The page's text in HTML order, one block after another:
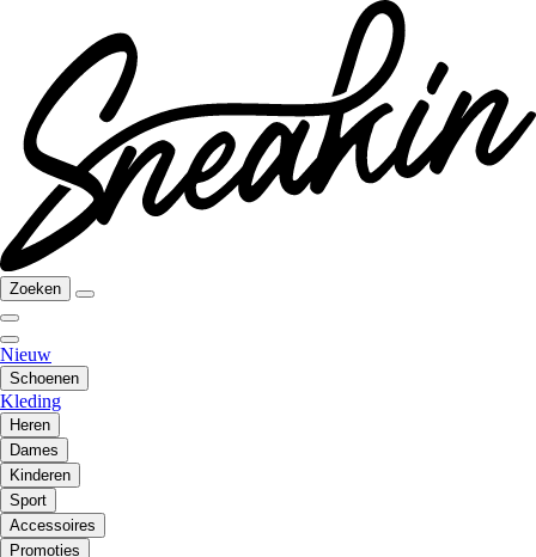
Zoeken
Nieuw
Schoenen
Kleding
Heren
Dames
Kinderen
Sport
Accessoires
Promoties